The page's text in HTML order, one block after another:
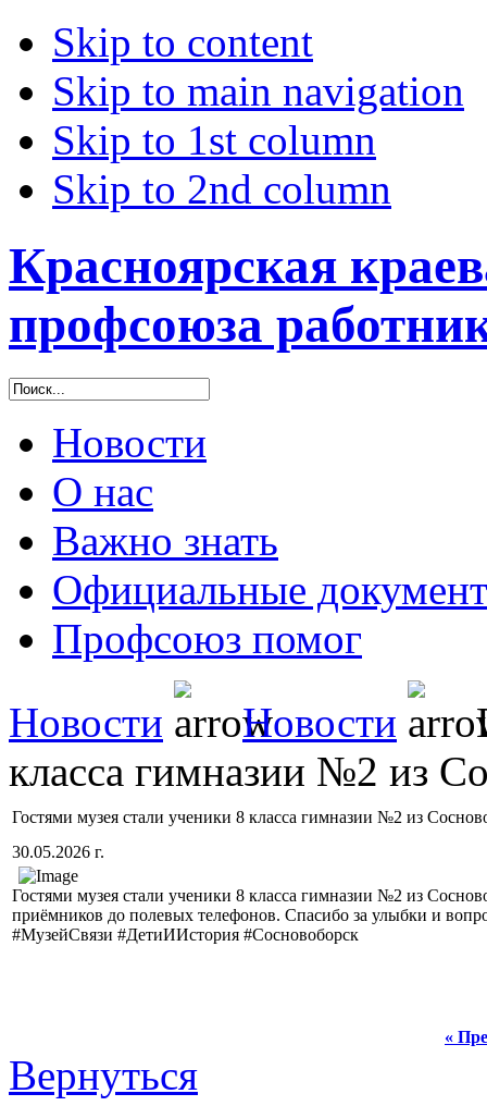
Skip to content
Skip to main navigation
Skip to 1st column
Skip to 2nd column
Красноярская
профсоюза
Новости
О нас
Важно знать
Официальные
Профсоюз помог
Новости
Новости
класса гимназии №2 из
Гостями музея стали ученики 8 класса гимназии №2 из
30.05.2026 г.
Гостями музея стали ученики 8 класса гимназии №2 из
приёмников до полевых телефонов. Спасибо за улыбки и
#МузейСвязи #ДетиИИстория #Сосновоборск
«
Вернуться